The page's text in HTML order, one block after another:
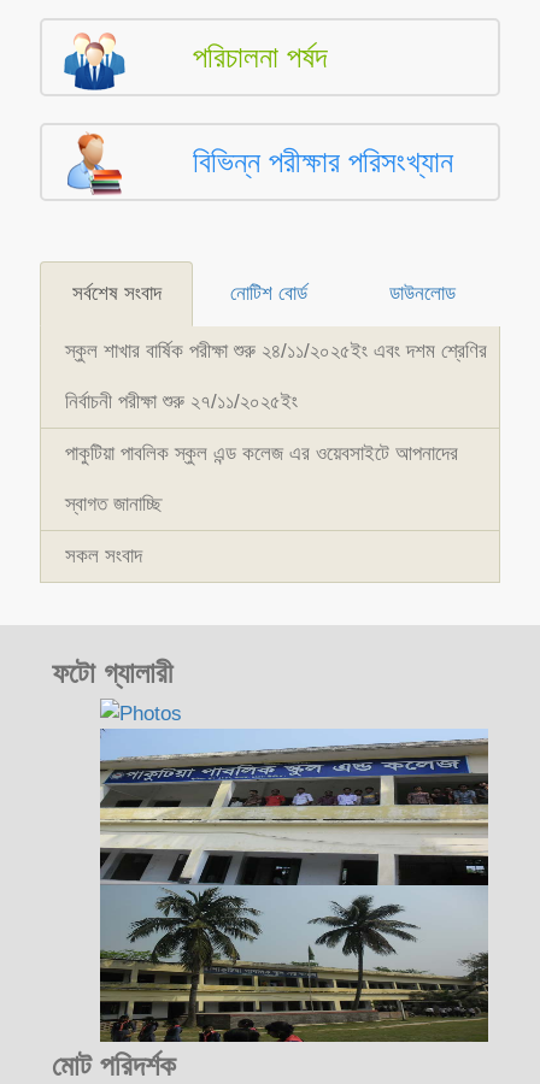
পরিচালনা পর্ষদ
বিভিন্ন পরীক্ষার পরিসংখ্যান
সর্বশেষ সংবাদ নোটিশ বোর্ড ডাউনলোড
স্কুল শাখার বার্ষিক পরীক্ষা শুরু ২৪/১১/২০২৫ইং এবং দশম শ্রেণির
নির্বাচনী পরীক্ষা শুরু ২৭/১১/২০২৫ইং
পাকুটিয়া পাবলিক স্কুল এন্ড কলেজ এর ওয়েবসাইটে আপনাদের
স্বাগত জানাচ্ছি
সকল সংবাদ
ফটো গ্যালারী
মোট পরিদর্শক